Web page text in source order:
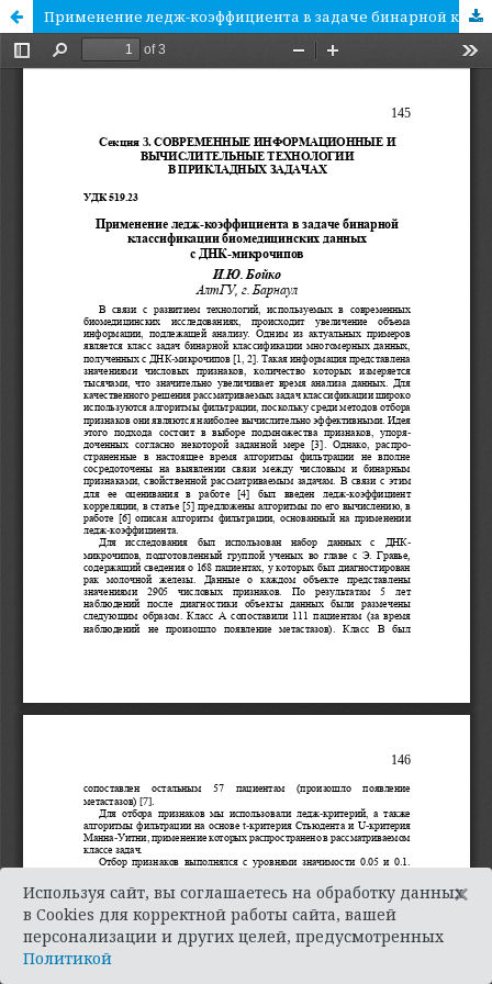
Применение ледж-коэффициента в задаче бинарной классификации биомедицинских данных с ДНК-микрочипов
Используя сайт, вы соглашаетесь на обработку данных
в Cookies для корректной работы сайта, вашей
персонализации и других целей, предусмотренных
Политикой
×